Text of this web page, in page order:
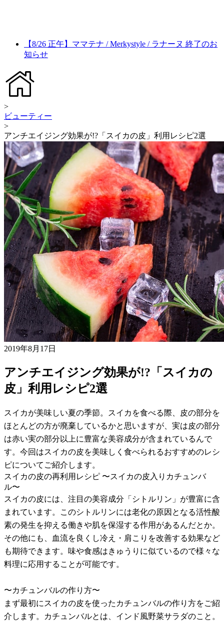
【8/26 正午】ママテナ / Merkystyle / ラナーヌ 終了のお
知らせ
>
ビューティー
>
アンチエイジング効果が!?「スイカの皮」利用レシピ2選
2019年8月17日
アンチエイジング効果が!?「スイカの
皮」利用レシピ2選
スイカが美味しい夏の季節。スイカを食べる際、皮の部分を
ほとんどの方が廃棄しているかと思いますが、実は皮の部分
は赤い実の部分以上に豊富な美容成分が含まれているんで
す。今回はスイカの皮を美味しく食べられるおすすめのレシ
ピについてご紹介します。
スイカの皮の再利用レシピ 〜スイカの皮入りカチュンバ
ル〜
スイカの皮には、注目の美容成分「シトルリン」が豊富に含
まれています。このシトルリンには老化の原因となる活性酸
素の発生を抑える働きや肌を保湿する作用があるんだとか。
その他にも、血流を良くし冷え・肩こりを改善する効果など
も期待できます。味や食感はきゅうりに似ているので様々な
料理に応用することが可能です。
〜カチュンバルの作り方〜
まず最初にスイカの皮を使ったカチュンバルの作り方をご紹
介します。カチュンバルとは、インド風野菜サラダのこと。